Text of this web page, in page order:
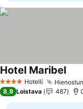
4 Tähtiluokitus
Hotelli
Hotel Maribel
8,9 Loistava 487